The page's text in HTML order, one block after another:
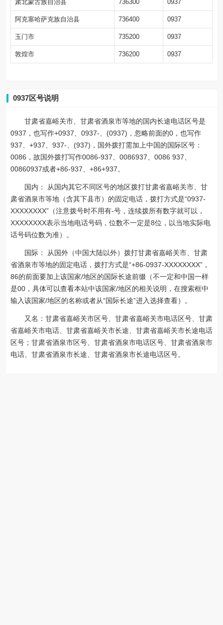
肃北蒙古族自治县 736300 0937
阿克塞哈萨克族自治县 736400 0937
玉门市 735200 0937
敦煌市 736200 0937
0937区号说明
甘肃省嘉峪关市、甘肃省酒泉市等地的国内长途电话区号是
0937，也写作+0937、0937-、(0937)，忽略前面的0，也写作
937、+937、937-、(937)，国外拨打需加上中国的国际区号：
0086，故国外拨打写作0086-937、0086937、0086 937、
00860937或者+86-937、+86+937。
国内： 从国内其它不同区号的地区拨打甘肃省嘉峪关市、甘
肃省酒泉市等地（含其下县市）的固定电话，拨打方式是“0937-
XXXXXXXX”（注意拨号时不用有-号，连续拨所有数字就可以，
XXXXXXXX表示当地电话号码，位数不一定是8位，以当地实际电
话号码位数为准）。
国际： 从国外（中国大陆以外）拨打甘肃省嘉峪关市、甘肃
省酒泉市等地的固定电话，拨打方式是“+86-0937-XXXXXXXX”，
86的前面要加上该国家/地区的国际长途前缀（不一定和中国一样
是00，具体可以查看本站中该国家/地区的相关说明，在搜索框中
输入该国家/地区的名称或者从“国际长途”进入选择查看）。
又名：甘肃省嘉峪关市区号、甘肃省嘉峪关市电话区号、甘肃
省嘉峪关市电话、甘肃省嘉峪关市长途、甘肃省嘉峪关市长途电话
区号；甘肃省酒泉市区号、甘肃省酒泉市电话区号、甘肃省酒泉市
电话、甘肃省酒泉市长途、甘肃省酒泉市长途电话区号。